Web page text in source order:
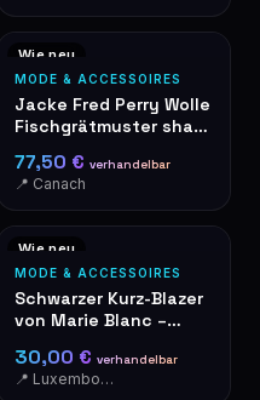
Wie neu
MODE & ACCESSOIRES
Jacke Fred Perry Wolle
Fischgrätmuster shawl
77,50 € verhandelbar
📍 Canach
Wie neu
MODE & ACCESSOIRES
Schwarzer Kurz-Blazer
von Marie Blanc –
30,00 € verhandelbar
📍 Luxembourg-Cents